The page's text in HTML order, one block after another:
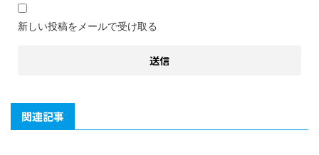
新しい投稿をメールで受け取る
関連記事